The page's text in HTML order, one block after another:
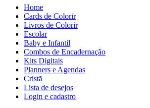
Home
Cards de Colorir
Livros de Colorir
Escolar
Baby e Infantil
Combos de Encadernação
Kits Digitais
Planners e Agendas
Cristã
Lista de desejos
Login e cadastro